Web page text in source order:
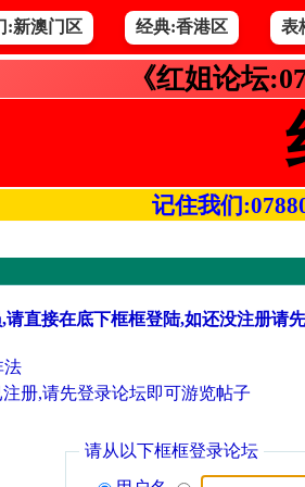
:新澳门区 经典:香港区 表
《红姐论坛
记住我们
请直接在底下框框登陆,如还没注册请
法
册,请先登录论坛即可游览帖子
请从以下框框登录论坛